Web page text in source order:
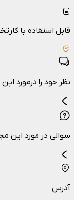
قابل استفاده با
نظر خود را درمورد
سوالی در مورد این
آدرس